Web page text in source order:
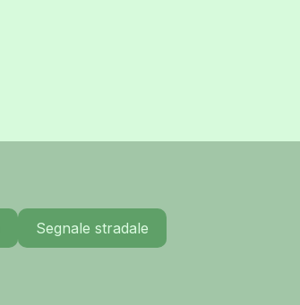
Segnale stradale